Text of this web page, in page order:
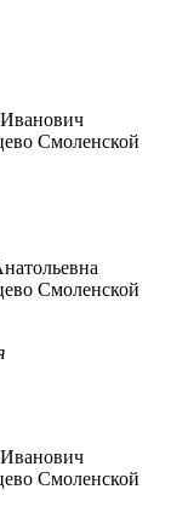
Смоленской
Смоленской
Смоленской